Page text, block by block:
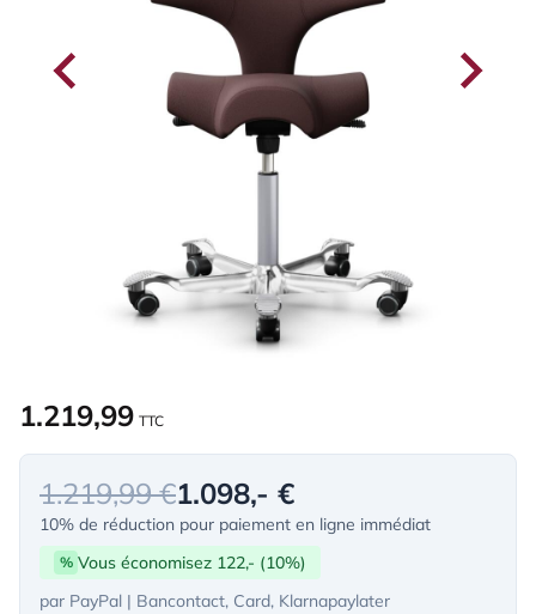
1.219,99 TTC
1.219,99 €1.098,- €
10% de réduction pour paiement en ligne immédiat
% Vous économisez 122,- (10%)
par PayPal | Bancontact, Card, Klarnapaylater